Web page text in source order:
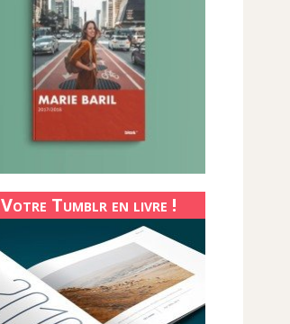
Votre Tumblr en livre !